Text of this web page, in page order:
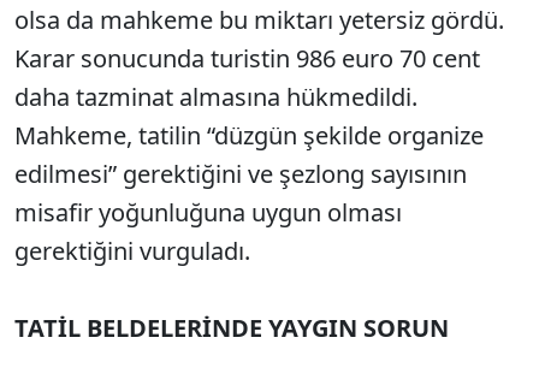
olsa da mahkeme bu miktarı yetersiz gördü.
Karar sonucunda turistin 986 euro 70 cent
daha tazminat almasına hükmedildi.
Mahkeme, tatilin “düzgün şekilde organize
edilmesi” gerektiğini ve şezlong sayısının
misafir yoğunluğuna uygun olması
gerektiğini vurguladı.
TATİL BELDELERİNDE YAYGIN SORUN